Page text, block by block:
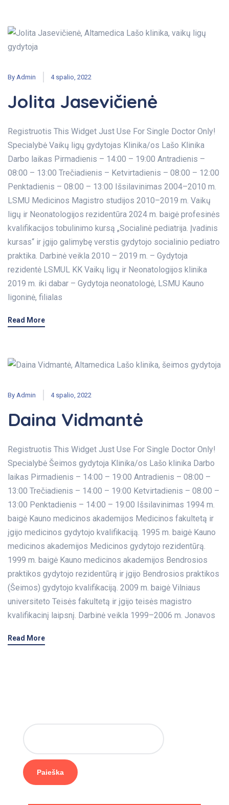
By Admin 4 spalio, 2022
Jolita Jasevičienė
Registruotis This Widget Just Use For Single Doctor Only!
Specialybė Vaikų ligų gydytojas Klinika/os Lašo Klinika
Darbo laikas Pirmadienis – 14:00 – 19:00 Antradienis –
08:00 – 13:00 Trečiadienis – Ketvirtadienis – 08:00 – 12:00
Penktadienis – 08:00 – 13:00 Išsilavinimas 2004–2010 m.
LSMU Medicinos Magistro studijos 2010–2019 m. Vaikų
ligų ir Neonatologijos rezidentūra 2024 m. baigė profesinės
kvalifikacijos tobulinimo kursą „Socialinė pediatrija. Įvadinis
kursas“ ir įgijo galimybę verstis gydytojo socialinio pediatro
praktika. Darbinė veikla 2010 – 2019 m. – Gydytoja
rezidentė LSMUL KK Vaikų ligų ir Neonatologijos klinika
2019 m. iki dabar – Gydytoja neonatologė, LSMU Kauno
ligoninė, filialas
Read More
By Admin 4 spalio, 2022
Daina Vidmantė
Registruotis This Widget Just Use For Single Doctor Only!
Specialybė Šeimos gydytoja Klinika/os Lašo klinika Darbo
laikas Pirmadienis – 14:00 – 19:00 Antradienis – 08:00 –
13:00 Trečiadienis – 14:00 – 19:00 Ketvirtadienis – 08:00 –
13:00 Penktadienis – 14:00 – 19:00 Išsilavinimas 1994 m.
baigė Kauno medicinos akademijos Medicinos fakultetą ir
įgijo medicinos gydytojo kvalifikaciją. 1995 m. baigė Kauno
medicinos akademijos Medicinos gydytojo rezidentūrą.
1999 m. baigė Kauno medicinos akademijos Bendrosios
praktikos gydytojo rezidentūrą ir įgijo Bendrosios praktikos
(Šeimos) gydytojo kvalifikaciją. 2009 m. baigė Vilniaus
universiteto Teisės fakultetą ir įgijo teisės magistro
kvalifikacinį laipsnį. Darbinė veikla 1999–2006 m. Jonavos
Read More
Paieška